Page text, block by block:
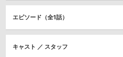
太を救出に向かうのだが…。
コメディ/ギャグ
アクション/バトル
キッズ/ファミリー
エピソード（全1話）
キャスト ／ スタッフ